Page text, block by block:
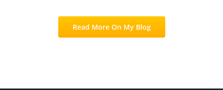
Read More On My Blog